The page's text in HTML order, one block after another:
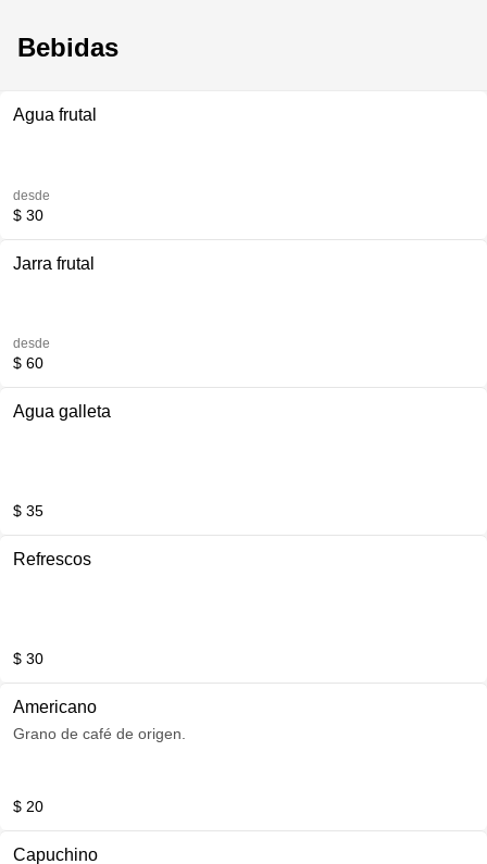
Bebidas
Agua frutal
desde
$ 30
Jarra frutal
desde
$ 60
Agua galleta
$ 35
Refrescos
$ 30
Americano
Grano de café de origen.
$ 20
Capuchino